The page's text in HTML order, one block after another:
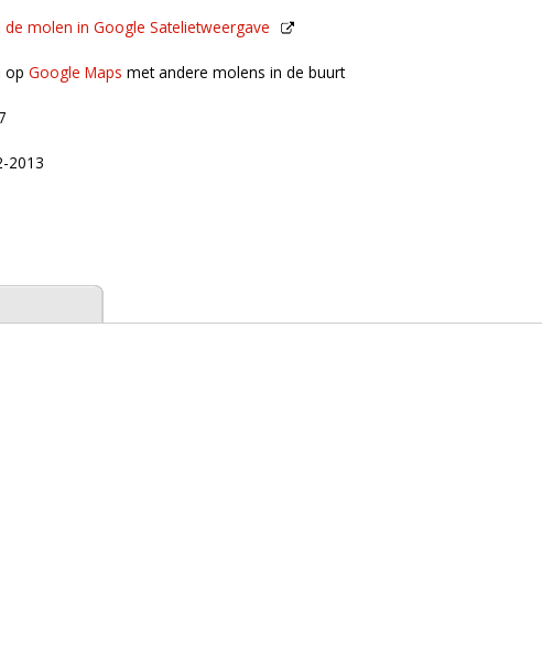
de molen in Google Satelietweergave
molens in de buurt
op Google Maps met andere molens in de buurt
2013